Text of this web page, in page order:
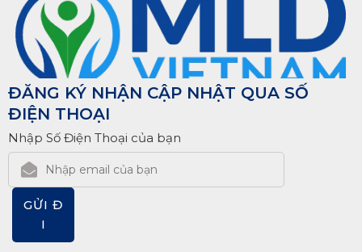
ĐĂNG KÝ NHẬN CẬP NHẬT QUA SỐ
ĐIỆN THOẠI
Nhập Số Điện Thoại của bạn
GỬI Đ
I